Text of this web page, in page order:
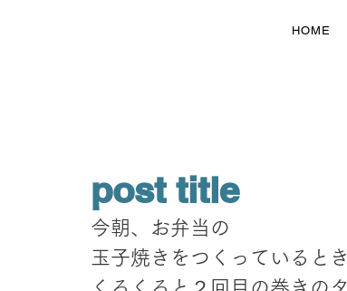
HOME
post title
今朝、お弁当の
玉子焼きをつくっているとき